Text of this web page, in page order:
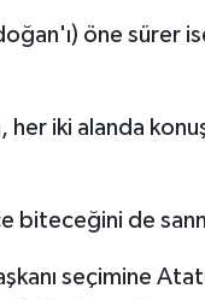
öne sürer
her iki alanda
biteceğini de
seçimine